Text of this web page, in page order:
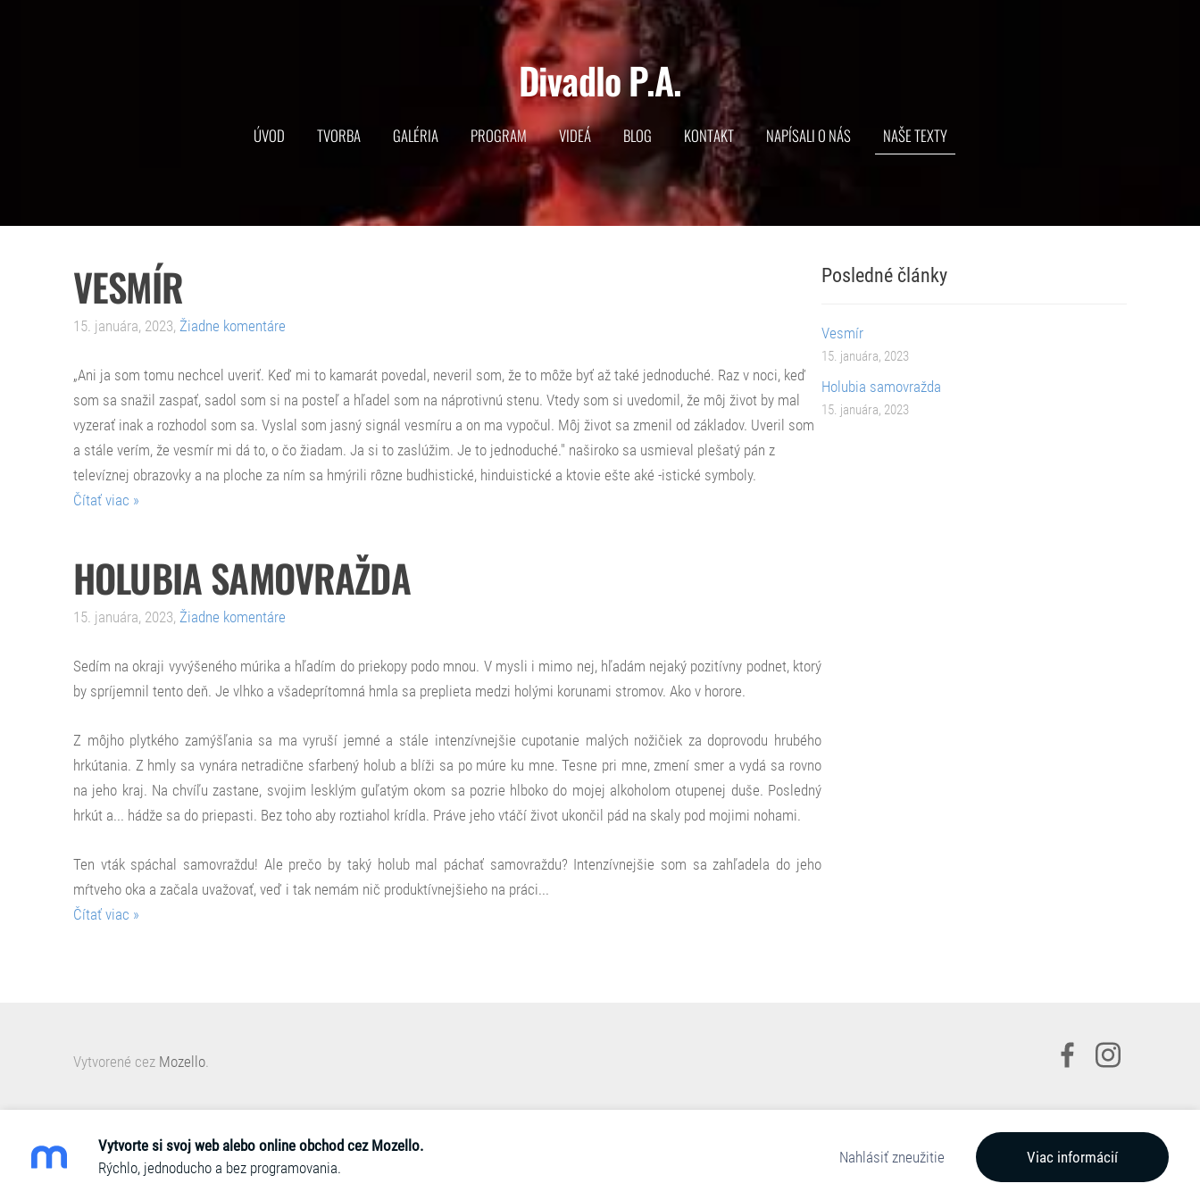
Divadlo P.A.
ÚVOD TVORBA GALÉRIA PROGRAM VIDEÁ BLOG KONTAKT NAPÍSALI O NÁS NAŠE TEXTY
Posledné články
Vesmír
15. januára, 2023
Holubia samovražda
15. januára, 2023
VESMÍR
15. januára, 2023, Žiadne komentáre
„Ani ja som tomu nechcel uveriť. Keď mi to kamarát povedal, neveril som, že to môže byť až také jednoduché. Raz v noci, keď
som sa snažil zaspať, sadol som si na posteľ a hľadel som na náprotivnú stenu. Vtedy som si uvedomil, že môj život by mal
vyzerať inak a rozhodol som sa. Vyslal som jasný signál vesmíru a on ma vypočul. Môj život sa zmenil od základov. Uveril som
a stále verím, že vesmír mi dá to, o čo žiadam. Ja si to zaslúžim. Je to jednoduché." naširoko sa usmieval plešatý pán z
televíznej obrazovky a na ploche za ním sa hmýrili rôzne budhistické, hinduistické a ktovie ešte aké -istické symboly.
Čítať viac »
HOLUBIA SAMOVRAŽDA
15. januára, 2023, Žiadne komentáre
Sedím na okraji vyvýšeného múrika a hľadím do priekopy podo mnou. V mysli i mimo nej, hľadám nejaký pozitívny podnet, ktorý
by spríjemnil tento deň. Je vlhko a všadeprítomná hmla sa preplieta medzi holými korunami stromov. Ako v horore.
Z môjho plytkého zamýšľania sa ma vyruší jemné a stále intenzívnejšie cupotanie malých nožičiek za doprovodu hrubého
hrkútania. Z hmly sa vynára netradične sfarbený holub a blíži sa po múre ku mne. Tesne pri mne, zmení smer a vydá sa rovno
na jeho kraj. Na chvíľu zastane, svojim lesklým guľatým okom sa pozrie hlboko do mojej alkoholom otupenej duše. Posledný
hrkút a... hádže sa do priepasti. Bez toho aby roztiahol krídla. Práve jeho vtáčí život ukončil pád na skaly pod mojimi nohami.
Ten vták spáchal samovraždu! Ale prečo by taký holub mal páchať samovraždu? Intenzívnejšie som sa zahľadela do jeho
mŕtveho oka a začala uvažovať, veď i tak nemám nič produktívnejšieho na práci...
Čítať viac »
Vytvorené cez Mozello
Vytvorte si svoj web alebo online obchod cez Mozello.
Rýchlo, jednoducho a bez programovania.
Nahlásiť zneužitie Viac informácií